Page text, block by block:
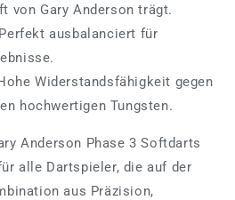
von Gary Anderson trägt.
Perfekt ausbalanciert für
Widerstandsfähigkeit gegen
hochwertigen Tungsten.
Anderson Phase 3 Softdarts
alle Dartspieler, die auf der
aus Präzision,